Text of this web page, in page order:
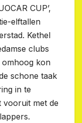
CUP’,
elftallen
Kethel
clubs
omhoog kon
schone taak
in te
vooruit met de